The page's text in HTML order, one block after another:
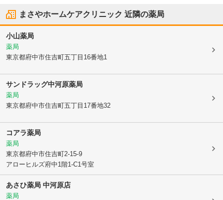
まさやホームケアクリニック 近隣の薬局
小山薬局
薬局
東京都府中市住吉町五丁目16番地1
サンドラッグ中河原薬局
薬局
東京都府中市住吉町五丁目17番地32
コアラ薬局
薬局
東京都府中市住吉町2-15-9
アローヒルズ府中1階1-C1号室
あさひ薬局 中河原店
薬局